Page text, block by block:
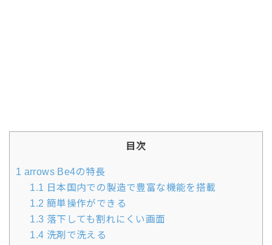
目次
1 arrows Be4の特長
1.1 日本国内での製造で豊富な機能を搭載
1.2 簡単操作ができる
1.3 落下しても割れにくい画面
1.4 洗剤で洗える